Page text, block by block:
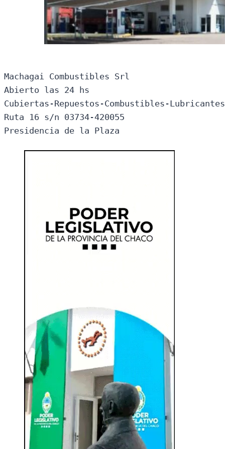
Machagai Combustibles Srl
Abierto las 24 hs
Cubiertas-Repuestos-Combustibles-
Ruta 16 s/n 03734-420055
Presidencia de la Plaza